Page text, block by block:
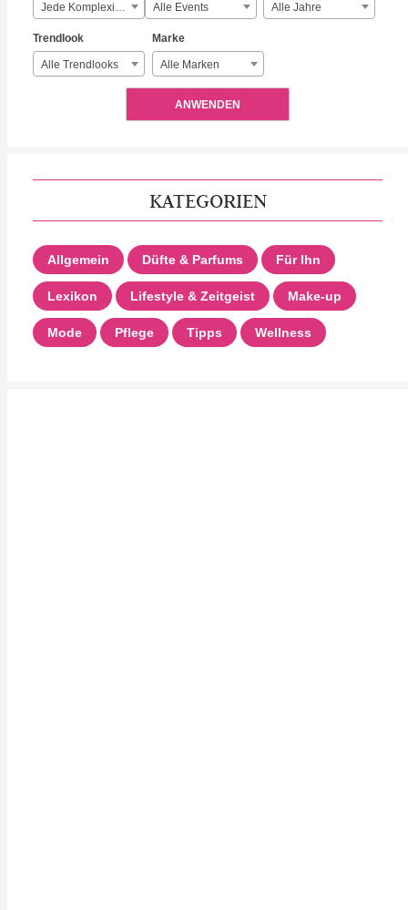
Jede Komplexität Alle Events Alle Jahre
Trendlook
Alle Trendlooks
Marke
Alle Marken
ANWENDEN
KATEGORIEN
Allgemein Düfte & Parfums Für Ihn
Lexikon Lifestyle & Zeitgeist Make-up
Mode Pflege Tipps Wellness